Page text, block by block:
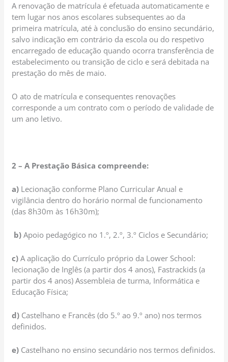
A renovação de matrícula é efetuada automaticamente e
tem lugar nos anos escolares subsequentes ao da
primeira matrícula, até à conclusão do ensino secundário,
salvo indicação em contrário da escola ou do respetivo
encarregado de educação quando ocorra transferência de
estabelecimento ou transição de ciclo e será debitada na
prestação do mês de maio.
O ato de matrícula e consequentes renovações
corresponde a um contrato com o período de validade de
um ano letivo.
2 – A Prestação Básica compreende:
a) Lecionação conforme Plano Curricular Anual e
vigilância dentro do horário normal de funcionamento
(das 8h30m às 16h30m);
b) Apoio pedagógico no 1.º, 2.º, 3.º Ciclos e Secundário;
c) A aplicação do Currículo próprio da Lower School:
lecionação de Inglês (a partir dos 4 anos), Fastrackids (a
partir dos 4 anos) Assembleia de turma, Informática e
Educação Física;
d) Castelhano e Francês (do 5.º ao 9.º ano) nos termos
definidos.
e) Castelhano no ensino secundário nos termos definidos.